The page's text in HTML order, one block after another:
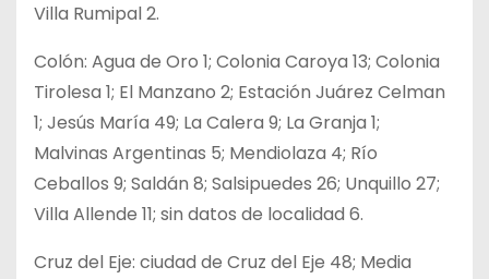
Villa Rumipal 2.
Colón: Agua de Oro 1; Colonia Caroya 13; Colonia
Tirolesa 1; El Manzano 2; Estación Juárez Celman
1; Jesús María 49; La Calera 9; La Granja 1;
Malvinas Argentinas 5; Mendiolaza 4; Río
Ceballos 9; Saldán 8; Salsipuedes 26; Unquillo 27;
Villa Allende 11; sin datos de localidad 6.
Cruz del Eje: ciudad de Cruz del Eje 48; Media